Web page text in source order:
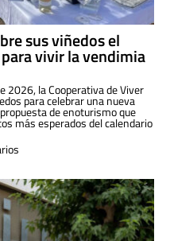
sus viñedos el
vivir la vendimia
2026, la Cooperativa de Viver
para celebrar una nueva
propuesta de enoturismo que
más esperados del calendario